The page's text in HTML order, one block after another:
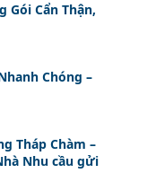
Gói Cẩn Thận,
Chóng –
Tháp Chàm –
Nhu cầu gửi